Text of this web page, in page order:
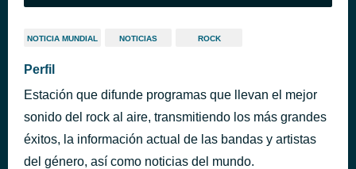
NOTICIA MUNDIAL NOTICIAS ROCK
Perfil
Estación que difunde programas que llevan el mejor
sonido del rock al aire, transmitiendo los más grandes
éxitos, la información actual de las bandas y artistas
del género, así como noticias del mundo.